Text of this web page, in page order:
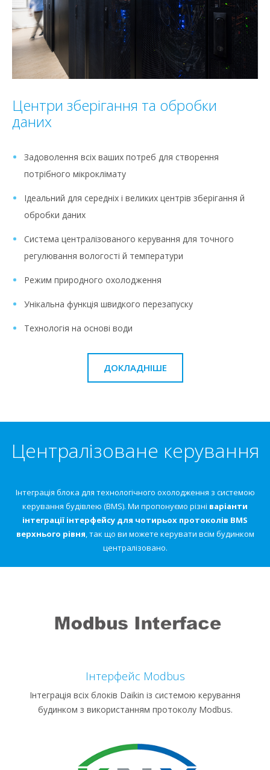
Центри зберігання та обробки
даних
Задоволення всіх ваших потреб для створення
потрібного мікроклімату
Ідеальний для середніх і великих центрів зберігання й
обробки даних
Система централізованого керування для точного
регулювання вологості й температури
Режим природного охолодження
Унікальна функція швидкого перезапуску
Технологія на основі води
ДОКЛАДНІШЕ
Централізоване керування
Інтеграція блока для технологічного охолодження з системою
керування будівлею (BMS). Ми пропонуємо різні варіанти
інтеграції інтерфейсу для чотирьох протоколів BMS
верхнього рівня, так що ви можете керувати всім будинком
централізовано.
Інтерфейс Мodbus
Інтеграція всіх блоків Daikin із системою керування
будинком з використанням протоколу Modbus.